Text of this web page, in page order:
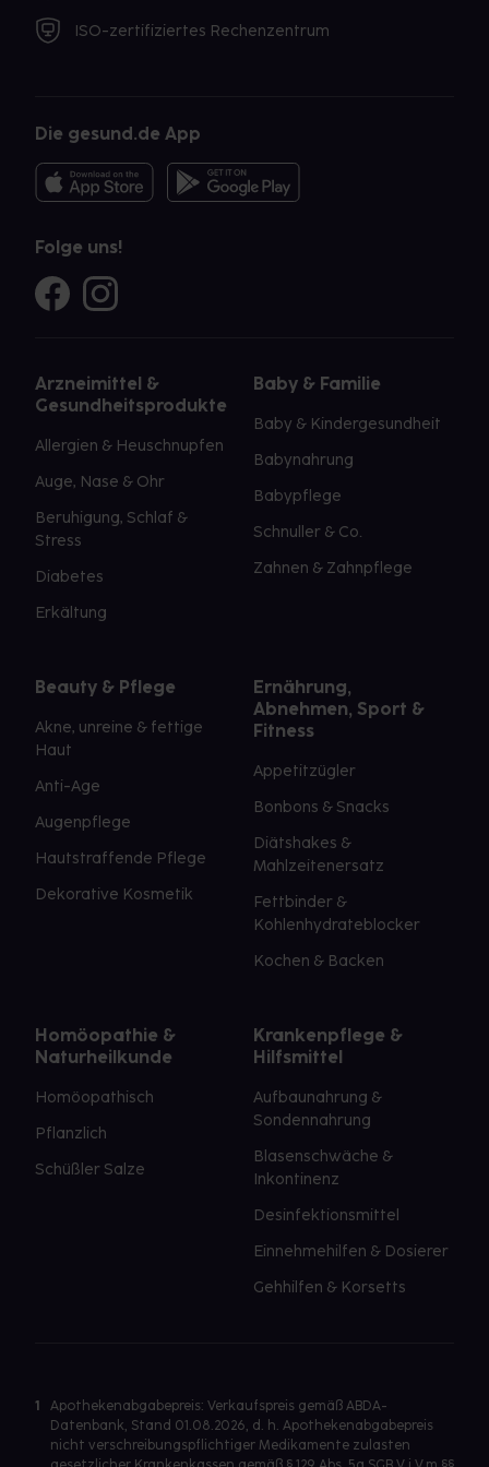
ISO-zertifiziertes Rechenzentrum
Die gesund.de App
Folge uns!
Arzneimittel &
Gesundheitsprodukte
Allergien & Heuschnupfen
Auge, Nase & Ohr
Beruhigung, Schlaf &
Stress
Diabetes
Erkältung
Baby & Familie
Baby & Kindergesundheit
Babynahrung
Babypflege
Schnuller & Co.
Zahnen & Zahnpflege
Beauty & Pflege
Akne, unreine & fettige
Haut
Anti-Age
Augenpflege
Hautstraffende Pflege
Dekorative Kosmetik
Ernährung,
Abnehmen, Sport &
Fitness
Appetitzügler
Bonbons & Snacks
Diätshakes &
Mahlzeitenersatz
Fettbinder &
Kohlenhydrateblocker
Kochen & Backen
Homöopathie &
Naturheilkunde
Homöopathisch
Pflanzlich
Schüßler Salze
Krankenpflege &
Hilfsmittel
Aufbaunahrung &
Sondennahrung
Blasenschwäche &
Inkontinenz
Desinfektionsmittel
Einnehmehilfen & Dosierer
Gehhilfen & Korsetts
1
Apothekenabgabepreis: Verkaufspreis gemäß ABDA-
Datenbank, Stand 01.08.2026, d. h. Apothekenabgabepreis
nicht verschreibungspflichtiger Medikamente zulasten